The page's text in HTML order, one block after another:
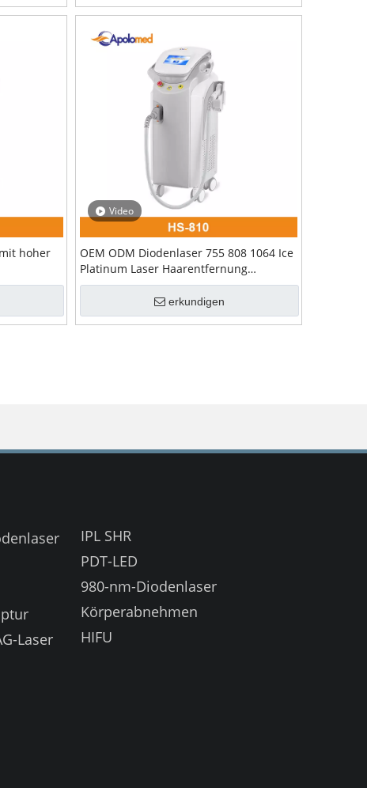
hoher
Video
OEM ODM Diodenlaser 755 808 1064 Ice
Platinum Laser Haarentfernung
Aknebehandlung
erkundigen
Laser
IPL SHR
PDT-LED
980-nm-Diodenlaser
Körperabnehmen
HIFU